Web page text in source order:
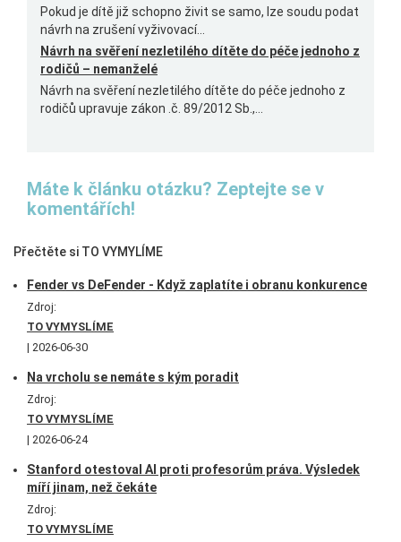
Pokud je dítě již schopno živit se samo, lze soudu podat
návrh na zrušení vyživovací...
Návrh na svěření nezletilého dítěte do péče jednoho z
rodičů – nemanželé
Návrh na svěření nezletilého dítěte do péče jednoho z
rodičů upravuje zákon .č. 89/2012 Sb.,...
Máte k článku otázku? Zeptejte se v
komentářích!
Přečtěte si TO VYMYLÍME
Fender vs DeFender - Když zaplatíte i obranu konkurence
Zdroj:
TO VYMYSLÍME
2026-06-30
Na vrcholu se nemáte s kým poradit
Zdroj:
TO VYMYSLÍME
2026-06-24
Stanford otestoval AI proti profesorům práva. Výsledek
míří jinam, než čekáte
Zdroj:
TO VYMYSLÍME